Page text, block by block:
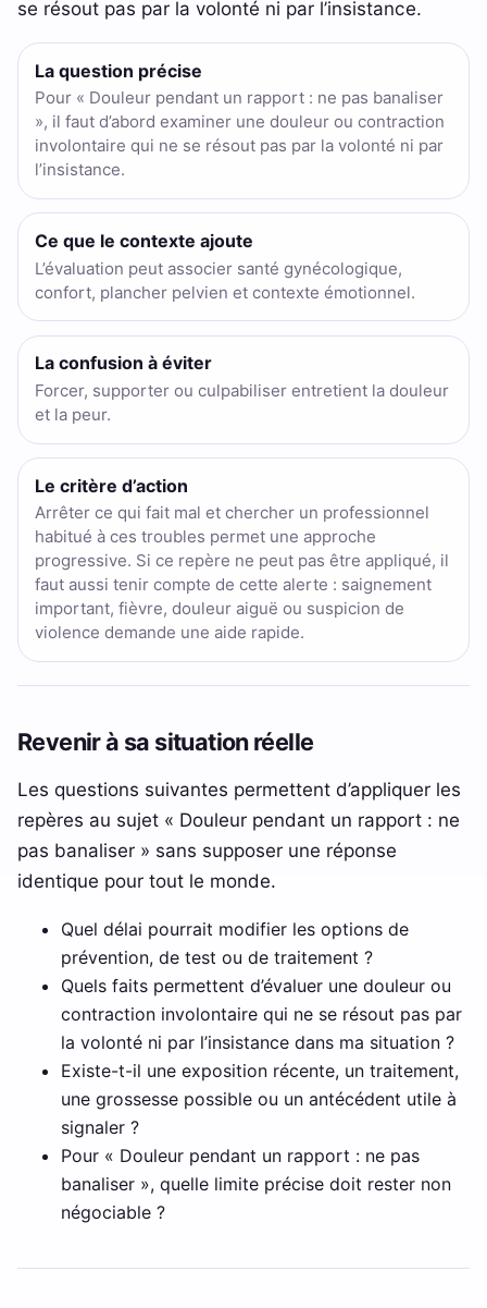
se résout pas par la volonté ni par l’insistance.
La question précise
Pour « Douleur pendant un rapport : ne pas banaliser
», il faut d’abord examiner une douleur ou contraction
involontaire qui ne se résout pas par la volonté ni par
l’insistance.
Ce que le contexte ajoute
L’évaluation peut associer santé gynécologique,
confort, plancher pelvien et contexte émotionnel.
La confusion à éviter
Forcer, supporter ou culpabiliser entretient la douleur
et la peur.
Le critère d’action
Arrêter ce qui fait mal et chercher un professionnel
habitué à ces troubles permet une approche
progressive. Si ce repère ne peut pas être appliqué, il
faut aussi tenir compte de cette alerte : saignement
important, fièvre, douleur aiguë ou suspicion de
violence demande une aide rapide.
Revenir à sa situation réelle
Les questions suivantes permettent d’appliquer les
repères au sujet « Douleur pendant un rapport : ne
pas banaliser » sans supposer une réponse
identique pour tout le monde.
Quel délai pourrait modifier les options de
prévention, de test ou de traitement ?
Quels faits permettent d’évaluer une douleur ou
contraction involontaire qui ne se résout pas par
la volonté ni par l’insistance dans ma situation ?
Existe-t-il une exposition récente, un traitement,
une grossesse possible ou un antécédent utile à
signaler ?
Pour « Douleur pendant un rapport : ne pas
banaliser », quelle limite précise doit rester non
négociable ?